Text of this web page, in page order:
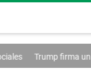
firma un decreto contra